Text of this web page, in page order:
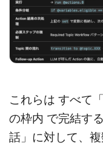
これらは すべて
の枠内 で完結す
話」に対して、